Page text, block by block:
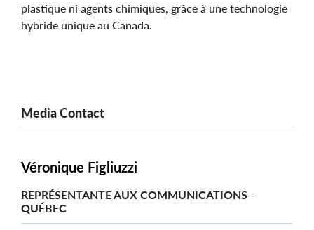
plastique ni agents chimiques, grâce à une technologie
hybride unique au Canada.
Media Contact
Véronique Figliuzzi
REPRÉSENTANTE AUX COMMUNICATIONS -
QUÉBEC